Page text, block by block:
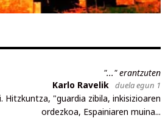
"..." erantzuten
Karlo Ravelik duela egun 1
Hitzkuntza, "guardia zibila, inkisizioaren
ordezkoa, Espainiaren muina...